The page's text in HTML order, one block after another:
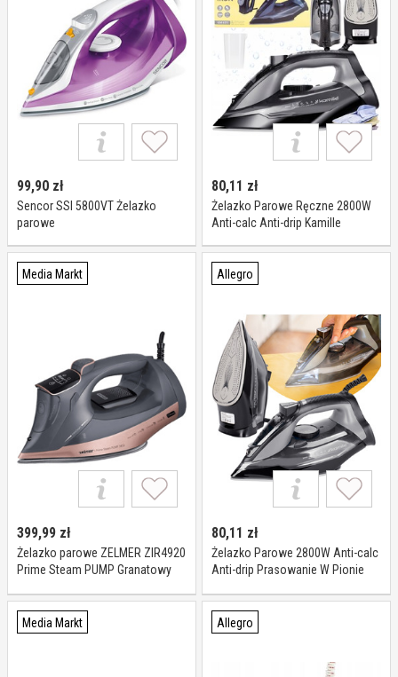
99,90 zł
Sencor SSI 5800VT Żelazko
parowe
80,11 zł
Żelazko Parowe Ręczne 2800W
Anti-calc Anti-drip Kamille
Media Markt
399,99 zł
Żelazko parowe ZELMER ZIR4920
Prime Steam PUMP Granatowy
Allegro
80,11 zł
Żelazko Parowe 2800W Anti-calc
Anti-drip Prasowanie W Pionie
Media Markt Allegro